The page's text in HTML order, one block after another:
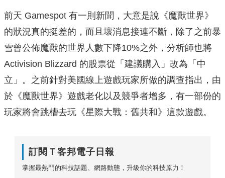
前天 Gamespot 有一則新聞，大意是說《魔獸世界》
的狀況真的挺差的，而且壞消息接連不斷，除了之前暴
雪曾公佈魔獸的世界人數下降10%之外，分析師也將
Activision Blizzard 的股票從「建議購入」改為「中
立」。之前針對美國線上遊戲玩家所做的調查指出，由
於《魔獸世界》遊戲老化以及競爭者增多，有一部份的
玩家將會跳槽去玩《星際大戰：舊共和》這款遊戲。
訂閱Ｔ客邦電子日報
掌握最熱門的科技話題、網路動態，升級你的科技原力！